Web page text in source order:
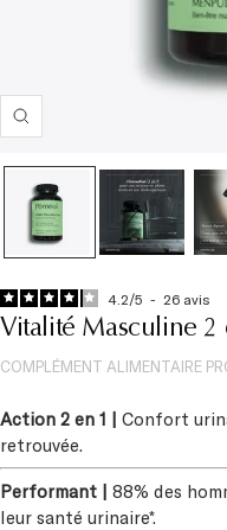
Zoom
4.2/5 - 26 avis
Vitalité Masculine 2
COMPLÉMENT ALIMENTAIRE
Action 2 en 1 | Confort
retrouvée.
Performant | 88% des
leur santé urinaire*.